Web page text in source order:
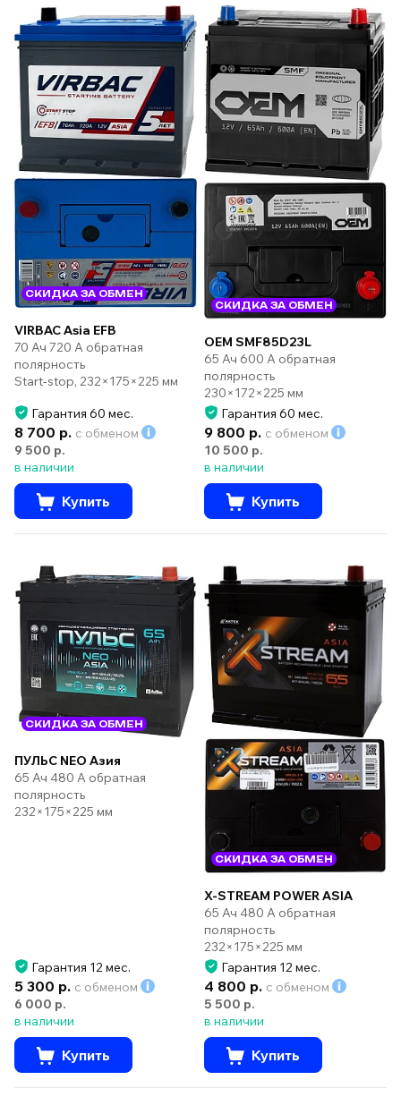
СКИДКА ЗА ОБМЕН
VIRBAC Asia EFB
70 Ач 720 А обратная
полярность
Start-stop, 232×175×225 мм
Гарантия 60 мес.
8 700 р. с обменом
9 500 р.
в наличии
Купить
СКИДКА ЗА ОБМЕН
OEM SMF85D23L
65 Ач 600 А обратная
полярность
230×172×225 мм
Гарантия 60 мес.
9 800 р. с обменом
10 500 р.
в наличии
Купить
СКИДКА ЗА ОБМЕН
ПУЛЬС NEO Азия
65 Ач 480 А обратная
полярность
232×175×225 мм
Гарантия 12 мес.
5 300 р. с обменом
6 000 р.
в наличии
Купить
СКИДКА ЗА ОБМЕН
X-STREAM POWER ASIA
65 Ач 480 А обратная
полярность
232×175×225 мм
Гарантия 12 мес.
4 800 р. с обменом
5 500 р.
в наличии
Купить